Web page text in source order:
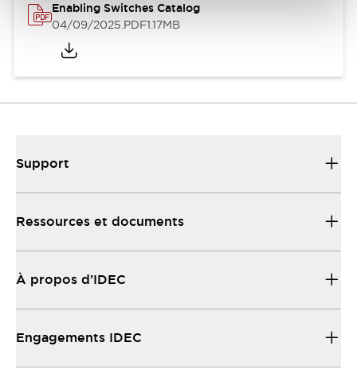
Enabling Switches Catalog
04/09/2025.PDF1.17MB
Support
Ressources et documents
À propos d’IDEC
Engagements IDEC